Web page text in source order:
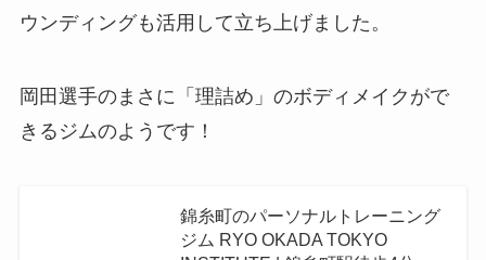
ウンディングも活用して立ち上げました。
岡田選手のまさに「理詰め」のボディメイクがで
きるジムのようです！
錦糸町のパーソナルトレーニング
ジム RYO OKADA TOKYO